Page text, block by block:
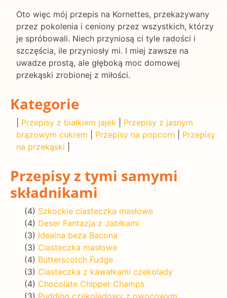
Oto więc mój przepis na Kornettes, przekazywany
przez pokolenia i ceniony przez wszystkich, którzy
je spróbowali. Niech przyniosą ci tyle radości i
szczęścia, ile przyniosły mi. I miej zawsze na
uwadze prostą, ale głęboką moc domowej
przekąski zrobionej z miłości.
Kategorie
Przepisy z białkiem jajek
Przepisy z jasnym
brązowym cukrem
Przepisy na popcorn
Przepisy
na przekąski
Przepisy z tymi samymi
składnikami
(4) Szkockie ciasteczka masłowe
(4) Deser Fantazja z Jabłkami
(3) Idealna beza Bacona
(3) Ciasteczka masłowe
(4) Butterscotch Fudge
(3) Ciasteczka z kawałkami czekolady
(4) Chocolate Chipper Champs
(3) Pudding czekoladowy z owocowym